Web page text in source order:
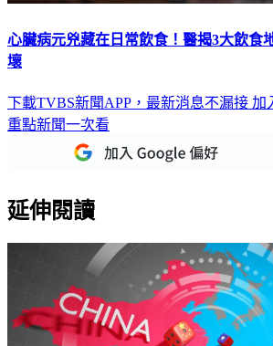
心臟病元兇藏在日常飲食！醫揭3大飲
壞
下載TVBS新聞APP，最新消息不漏接 加
重點新聞一次看
延伸閱讀